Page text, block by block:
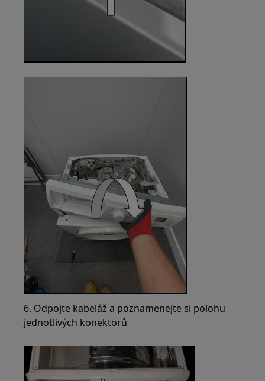
6. Odpojte kabeláž a poznamenejte si polohu
jednotlivých konektorů